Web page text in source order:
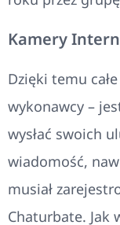
Kamery
Dzięki temu
wykonawcy –
wysłać swoich
wiadomość,
musiał
Chaturbate. Jak